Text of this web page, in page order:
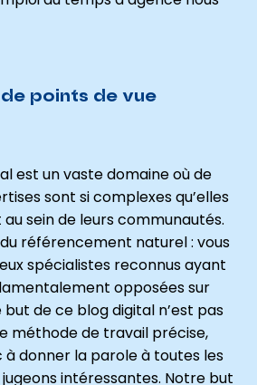
points de vue
est un vaste domaine où de
sont si complexes qu’elles
sein de leurs communautés.
référencement naturel : vous
spécialistes reconnus ayant
opposées sur
de ce blog digital n’est pas
méthode de travail précise,
à donner la parole à toutes les
intéressantes. Notre but